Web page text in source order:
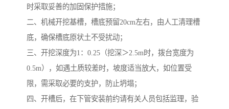
时采取妥善的加固保护措施；
二、机械开挖基槽，槽底预留20cm左右，由人工清理槽
底，确保槽底原状土不受扰动；
三、开挖深度为1：0.25（挖深＞2.5m时，拨台宽度为
0.5m），如遇土质较差时，坡度适当放大，如位置受
限，需采取必要的支护，防止坍塌；
四、开槽后，在下管安装前约请有关人员包括监理，验